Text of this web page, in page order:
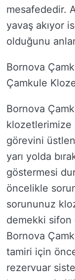
mesafededir.
yavaş akıyor
olduğunu
Bornova
Çamkule
Bornova
klozetlerimize
görevini
yarı yolda
göstermesi
öncelikle
sorununuz
demekki sifon
Bornova
tamiri için
rezervuar